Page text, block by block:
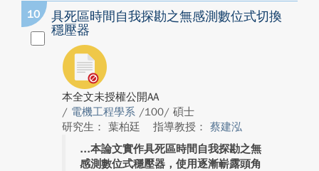
10
具死區時間自我探勘之無感測數位式切換
穩壓器
本全文未授權公開AA
/ 電機工程學系 /100/ 碩士
研究生： 葉柏廷
指導教授： 蔡建泓
本論文實作具死區時間自我探勘之無
感測數位式穩壓器，使用逐漸嶄露頭角